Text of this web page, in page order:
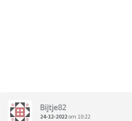
Bijtje82
24-12-2022 om 10:22